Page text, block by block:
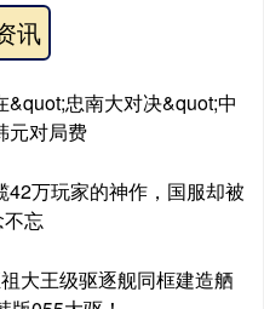
讯
忠南大对决&quot;中
元对局费
万玩家的神作，国服却被
忘
大王级驱逐舰同框建造舾